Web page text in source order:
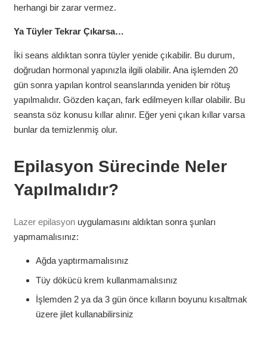
herhangi bir zarar vermez.
Ya Tüyler Tekrar Çıkarsa…
İki seans aldıktan sonra tüyler yenide çıkabilir. Bu durum,
doğrudan hormonal yapınızla ilgili olabilir. Ana işlemden 20
gün sonra yapılan kontrol seanslarında yeniden bir rötuş
yapılmalıdır. Gözden kaçan, fark edilmeyen kıllar olabilir. Bu
seansta söz konusu kıllar alınır. Eğer yeni çıkan kıllar varsa
bunlar da temizlenmiş olur.
Epilasyon Sürecinde Neler
Yapılmalıdır?
Lazer epilasyonuygulamasını aldıktan sonra şunları
yapmamalısınız:
Ağda yaptırmamalısınız
Tüy dökücü krem kullanmamalısınız
İşlemden 2 ya da 3 gün önce kılların boyunu kısaltmak
üzere jilet kullanabilirsiniz